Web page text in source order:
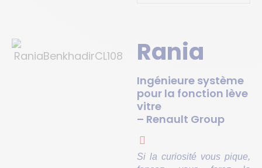
Rania
Ingénieure système
pour la fonction lève
vitre
– Renault Group
Si la curiosité vous pique,